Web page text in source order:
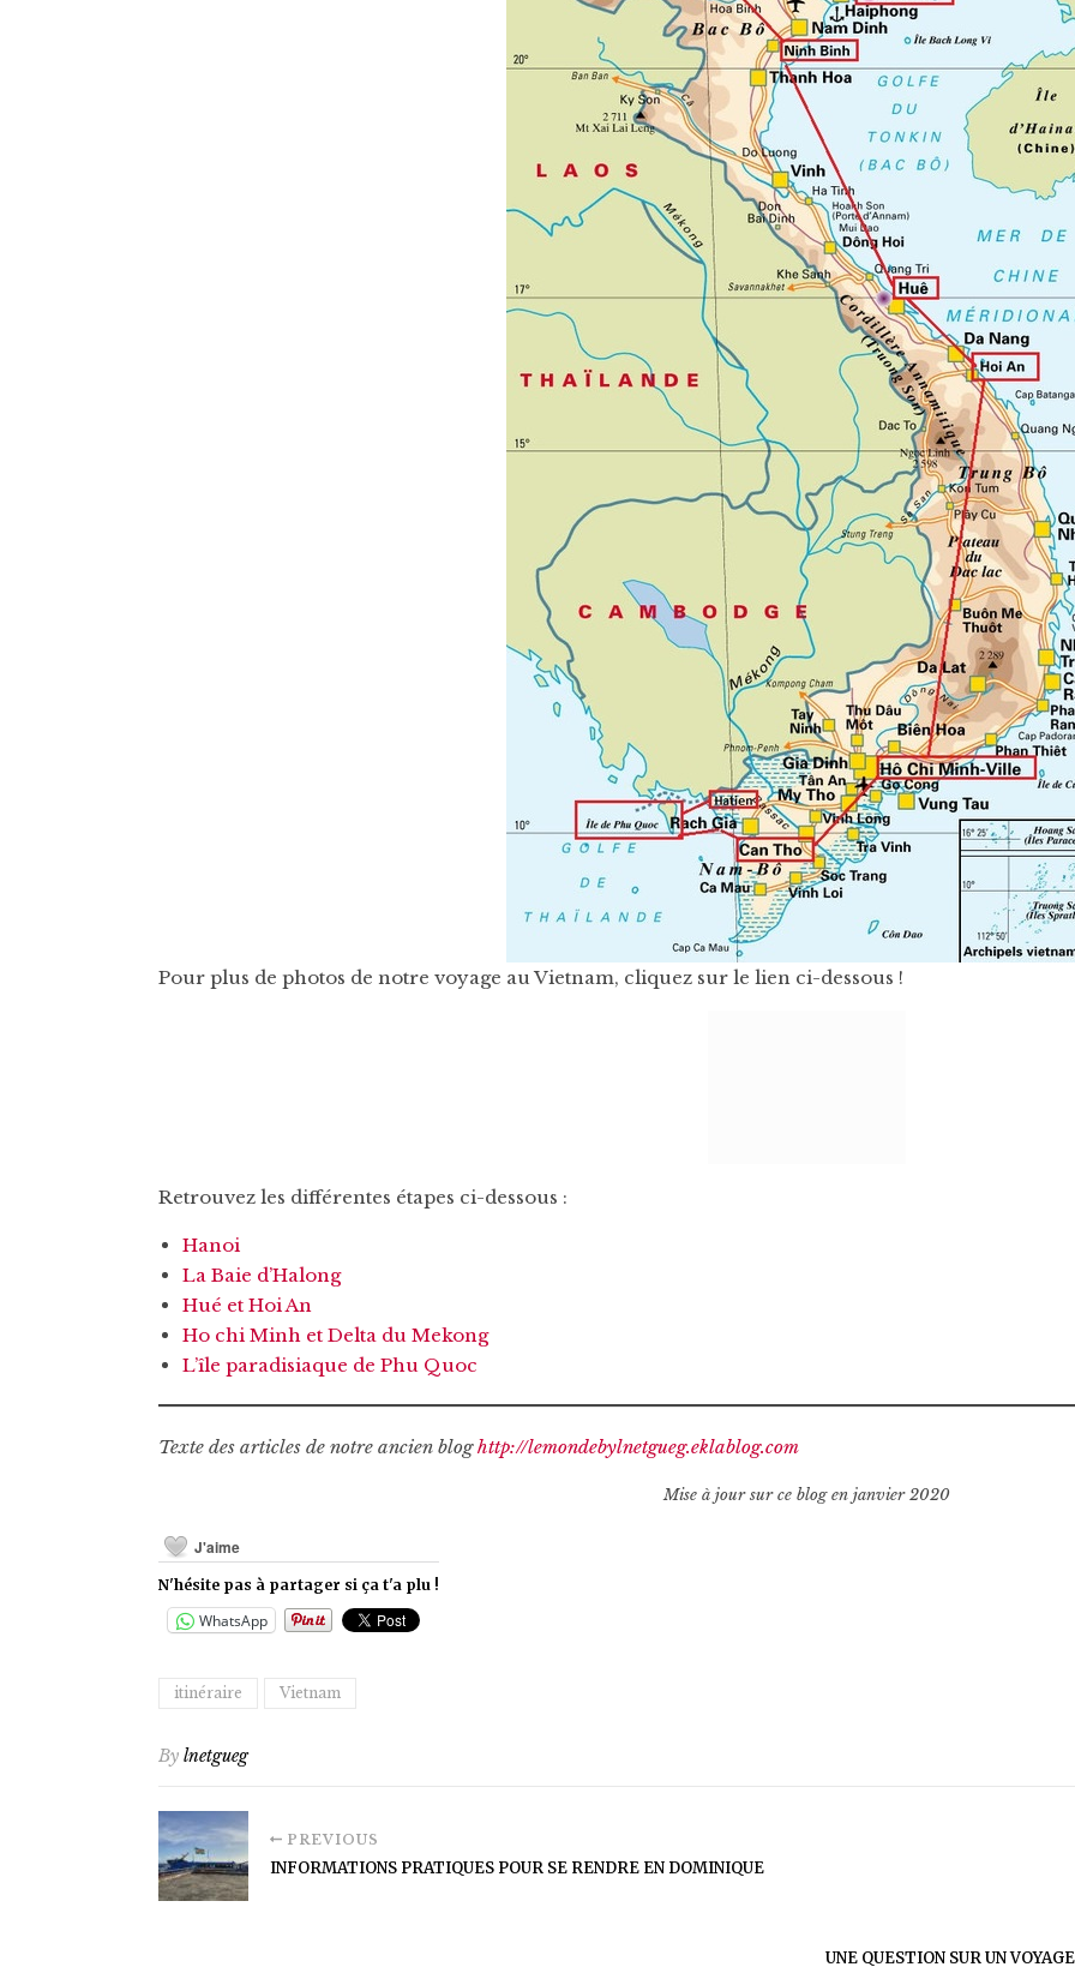
Pour plus de photos de notre voyage au Vietnam, cliquez sur le lien ci-dessous !
Retrouvez les différentes étapes ci-dessous :
Hanoi
La Baie d’Halong
Hué et Hoi An
Ho chi Minh et Delta du Mekong
L’île paradisiaque de Phu Quoc
Texte des articles de notre ancien bloghttp://lemondebylnetgueg.eklablog.com
Mise à jour sur ce blog en janvier 2020
J'aime
N'hésite pas à partager si ça t'a plu !
WhatsApp
itinéraire Vietnam
By lnetgueg
PREVIOUS
INFORMATIONS PRATIQUES POUR SE RENDRE EN DOMINIQUE
UNE QUESTION SUR UN